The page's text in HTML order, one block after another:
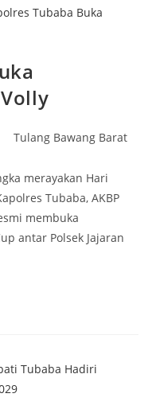
Post
Tulang Bawang Barat
merayakan Hari
Tubaba, AKBP
membuka
antar Polsek Jajaran